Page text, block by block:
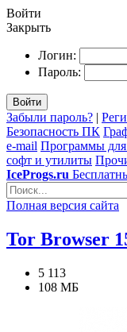
Войти
Закрыть
Логин:
Пароль:
Войти
Забыли пароль? |
Безопасность ПК
e-mail Программы для
софт и утилиты
IceProgs.ru
Полная версия сайта
Tor Browser
5 113
108 МБ